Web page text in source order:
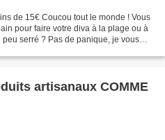
de 15€ Coucou tout le monde ! Vous
pour faire votre diva à la plage ou à
serré ? Pas de panique, je vous
artisanaux COMME